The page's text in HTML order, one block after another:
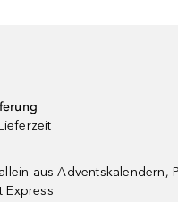
aus Adventskalendern,
Express